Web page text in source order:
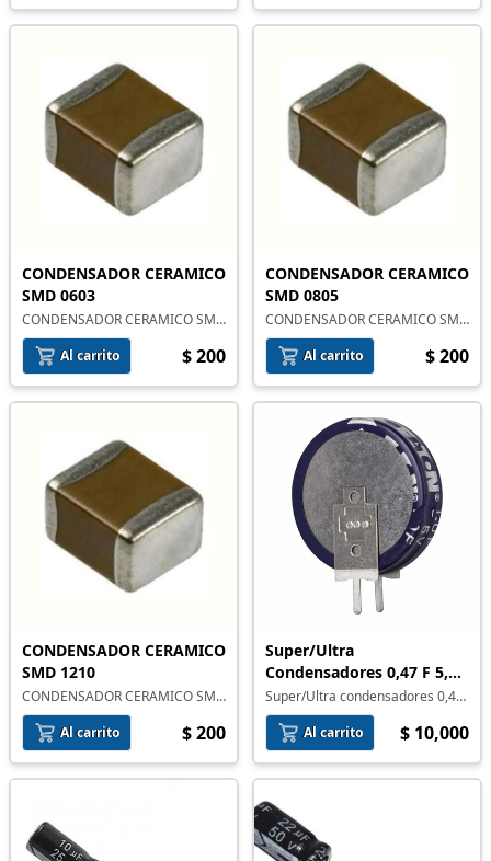
CONDENSADOR CERAMICO
SMD 0603
CONDENSADOR CERAMICO SMD
0603
Al carrito
$ 200
CONDENSADOR CERAMICO
SMD 0805
CONDENSADOR CERAMICO SMD
0805
Al carrito
$ 200
CONDENSADOR CERAMICO
SMD 1210
CONDENSADOR CERAMICO SMD
1210
Al carrito
$ 200
Super/Ultra
Condensadores 0,47 F 5,5
V
Super/Ultra condensadores 0,47
F 5,5 V
Al carrito
$ 10,000